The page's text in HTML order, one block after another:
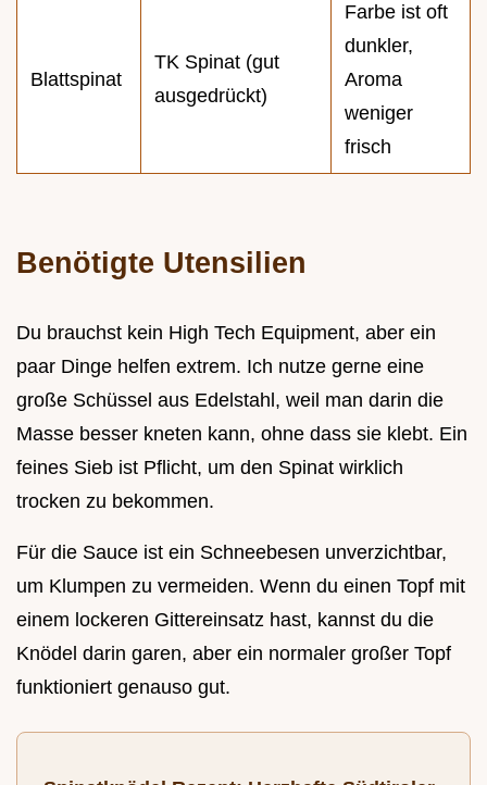
Blattspinat
TK Spinat (gut
ausgedrückt)
Farbe ist oft
dunkler,
Aroma
weniger
frisch
Benötigte Utensilien
Du brauchst kein High Tech Equipment, aber ein
paar Dinge helfen extrem. Ich nutze gerne eine
große Schüssel aus Edelstahl, weil man darin die
Masse besser kneten kann, ohne dass sie klebt. Ein
feines Sieb ist Pflicht, um den Spinat wirklich
trocken zu bekommen.
Für die Sauce ist ein Schneebesen unverzichtbar,
um Klumpen zu vermeiden. Wenn du einen Topf mit
einem lockeren Gittereinsatz hast, kannst du die
Knödel darin garen, aber ein normaler großer Topf
funktioniert genauso gut.